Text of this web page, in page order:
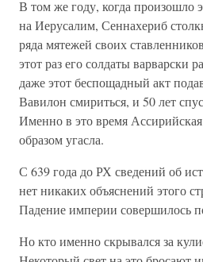
В том же году, когда произошло
на Иерусалим, Сеннахериб
ряда мятежей своих
этот раз его солдаты варварски
даже этот беспощадный акт
Вавилон смириться, и 50 лет
Именно в это время
образом угасла.
С 639 года до РХ сведений об
нет никаких объяснений этого
Падение империи совершилось
Но кто именно скрывался за